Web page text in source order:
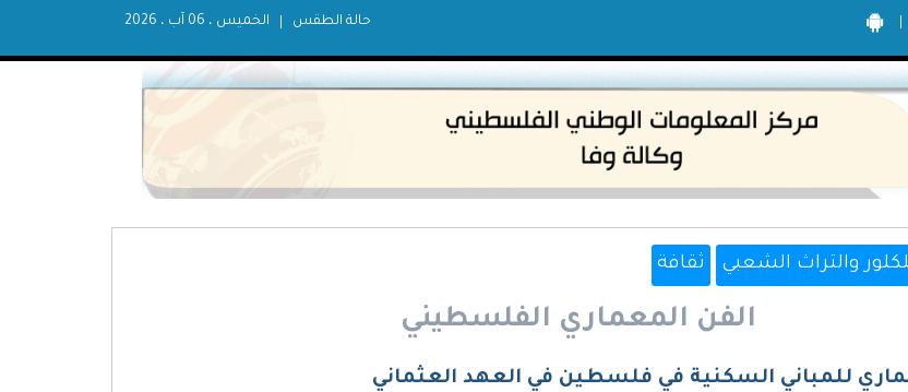
الخميس ، 06 آب ، 2026 حالة الطقس
والتراث الشعبي ثقافة
الفن المعماري الفلسطيني
للمباني السكنية في فلسطين في العهد العثماني